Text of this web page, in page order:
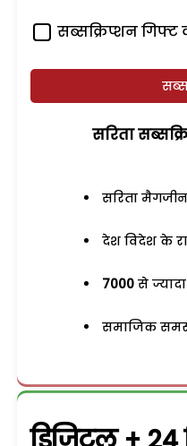
सब्सक्रिप्शन गिफ्ट
सरिता
सरिता
देश विदेश के
7000 से
समाजिक